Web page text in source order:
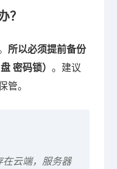
？
所以必须提前备份
密码锁） 。建议
管。
云端，服务器